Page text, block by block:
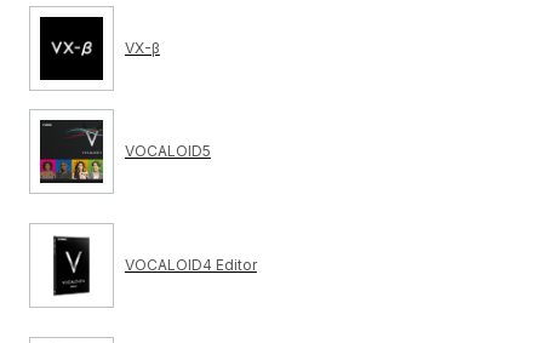
VX-β
VOCALOID5
VOCALOID4 Editor